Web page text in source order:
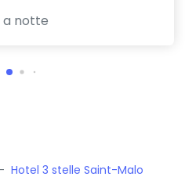
a notte
Hotel 3 stelle Saint-Malo